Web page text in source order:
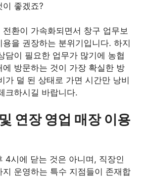
이 좋겠죠?
전환이 가속화되면서 창구 업무보
을 권장하는 분위기입니다. 하지
담이 필요한 업무가 많기에 농협
에 방문하는 것이 가장 확실한 방
가 덜 된 상태로 가면 시간만 낭비
크하시길 바랍니다.
연장 영업 매장 이용
4시에 닫는 것은 아니며, 직장인
지 운영하는 특수 지점들이 존재합